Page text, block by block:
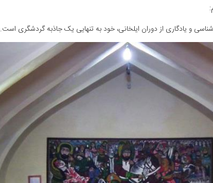
و یادگاری از دوران ایلخانی، خود به تنهایی یک جاذبه گردشگری است.